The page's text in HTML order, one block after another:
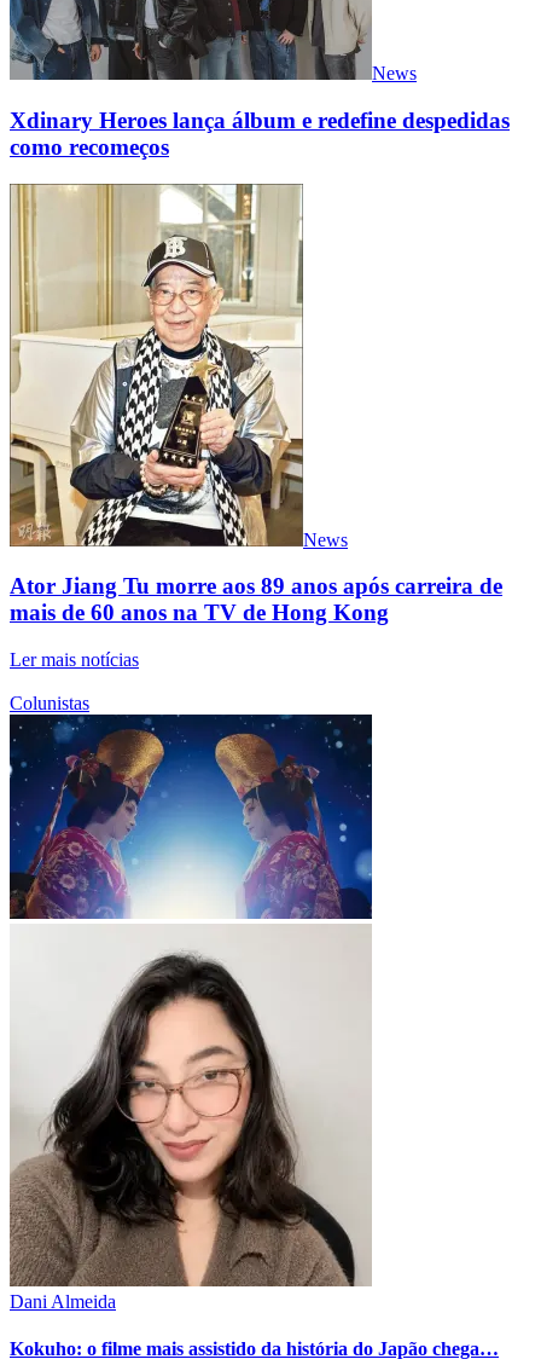
News
Xdinary Heroes lança álbum e redefine despedidas
como recomeços
News
Ator Jiang Tu morre aos 89 anos após carreira de
mais de 60 anos na TV de Hong Kong
Ler mais notícias
Colunistas
Dani Almeida
Kokuho: o filme mais assistido da história do Japão chega…